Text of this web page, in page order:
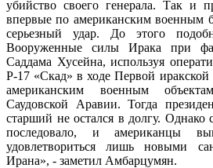
убийство своего генерала. Так и
впервые по американским военным
серьезный удар. До этого
Вооруженные силы Ирака при
Саддама Хусейна, используя
Р-17 «Скад» в ходе Первой
американским военным
Саудовской Аравии. Тогда
старший не остался в долгу. Однако
последовало, и американцы
удовлетвориться лишь новыми
Ирана», - заметил Амбарцумян.